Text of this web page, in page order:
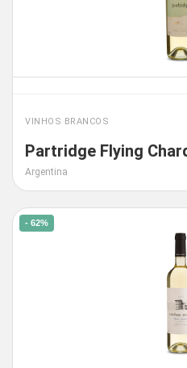
VINHOS BRANCOS
Partridge Flying
Argentina
- 62%